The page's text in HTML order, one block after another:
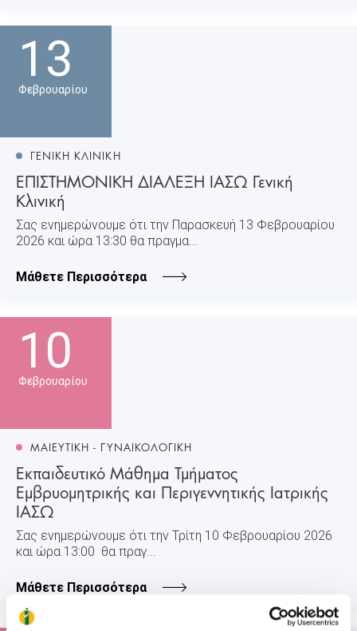
13
Φεβρουαρίου
ΓΕΝΙΚΗ ΚΛΙΝΙΚΗ
ΕΠΙΣΤΗΜΟΝΙΚΗ ΔΙΑΛΕΞΗ ΙΑΣΩ Γενική
Κλινική
Σας ενημερώνουμε ότι την Παρασκευή 13 Φεβρουαρίου
2026 και ώρα 13:30 θα πραγμα...
Μάθετε Περισσότερα
10
Φεβρουαρίου
ΜΑΙΕΥΤΙΚΗ - ΓΥΝΑΙΚΟΛΟΓΙΚΗ
Εκπαιδευτικό Μάθημα Τμήματος
Εμβρυομητρικής και Περιγεννητικής Ιατρικής
ΙΑΣΩ
Σας ενημερώνουμε ότι την Τρίτη 10 Φεβρουαρίου 2026
και ώρα 13:00 θα πραγ...
Μάθετε Περισσότερα